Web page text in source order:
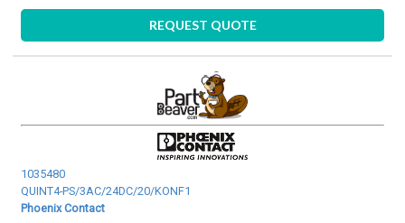
REQUEST QUOTE
1035480
QUINT4-PS/3AC/24DC/20/KONF1
Phoenix Contact